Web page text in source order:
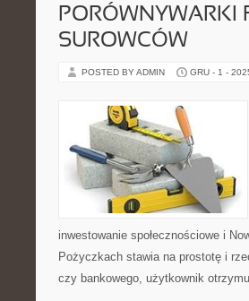
PORÓWNYWARKI
SUROWCÓW
POSTED BY ADMIN GRU - 1 -
inwestowanie społecznościowe i
Pożyczkach stawia na prostotę i
czy bankowego, użytkownik